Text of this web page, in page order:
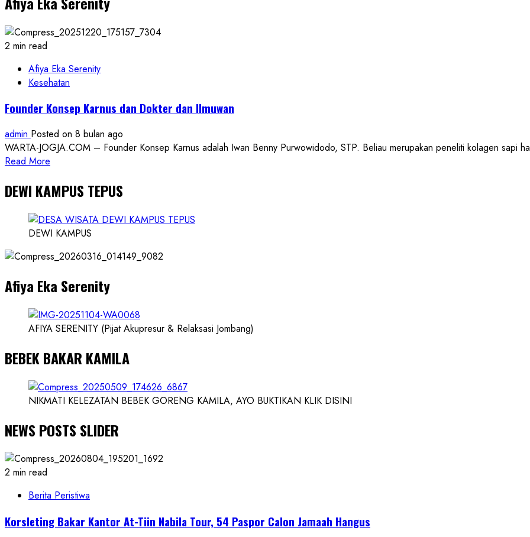
2 min read
Afiya Eka Serenity
Kesehatan
Founder Konsep Karnus dan Dokter dan Ilmuwan
admin Posted on 8 bulan ago
WARTA-JOGJA.COM – Founder Konsep Karnus adalah Iwan Benny Purwowidodo, STP. Beliau merupakan peneliti kolagen sapi
Read More
about
Founder
Konsep
Karnus
Dokter
Ilmuwan
DEWI KAMPUS TEPUS
DEWI KAMPUS
Afiya Eka Serenity
AFIYA SERENITY (Pijat Akupresur & Relaksasi Jombang)
BEBEK BAKAR KAMILA
NIKMATI KELEZATAN BEBEK GORENG KAMILA, AYO BUKTIKAN KLIK DISINI
NEWS POSTS SLIDER
2 min read
Berita Peristiwa
Korsleting Bakar Kantor At-Tiin Nabila Tour, 54 Paspor Calon Jamaah Hangus